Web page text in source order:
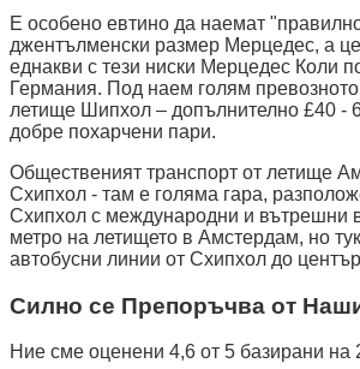
Е особено евтино да наемат
джентълменски размер Мерцедес, а
еднакви с тези ниски Мерцедес Коли
Германия. Под наем голям превозното
летище Шипхол – допълнително £40 -
добре похарчени пари.
Общественият транспорт от летище
Схипхол - там е голяма гара,
Схипхол с международни и вътрешни
метро на летището в Амстердам, но
автобусни линии от Схипхол до
Силно се Препоръчва от
Ние сме оценени 4,6 от 5 базирани на